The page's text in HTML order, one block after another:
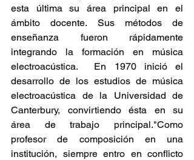
esta última su área principal en el
ámbito docente. Sus métodos de
enseñanza fueron rápidamente
integrando la formación en música
electroacústica.  En 1970 inició el
desarrollo de los estudios de música
electroacústica de la Universidad de
Canterbury, convirtiendo ésta en su
área de trabajo principal."Como
profesor de composición en una
institución, siempre entro en conflicto